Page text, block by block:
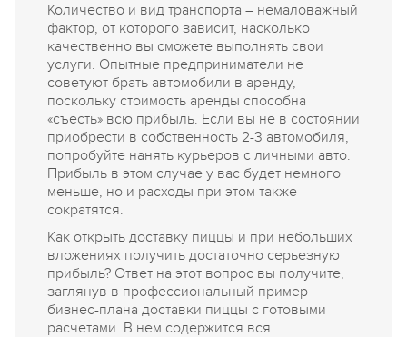
Количество и вид транспорта – немаловажный
фактор, от которого зависит, насколько
качественно вы сможете выполнять свои
услуги. Опытные предприниматели не
советуют брать автомобили в аренду,
поскольку стоимость аренды способна
«съесть» всю прибыль. Если вы не в состоянии
приобрести в собственность 2-3 автомобиля,
попробуйте нанять курьеров с личными авто.
Прибыль в этом случае у вас будет немного
меньше, но и расходы при этом также
сократятся.
Как открыть доставку пиццы и при небольших
вложениях получить достаточно серьезную
прибыль? Ответ на этот вопрос вы получите,
заглянув в профессиональный пример
бизнес-плана доставки пиццы с готовыми
расчетами. В нем содержится вся